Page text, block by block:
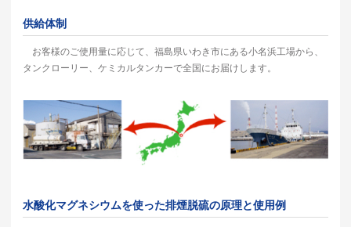
供給体制
お客様のご使用量に応じて、福島県いわき市にある小名浜工場から、
タンクローリー、ケミカルタンカーで全国にお届けします。
水酸化マグネシウムを使った排煙脱硫の原理と使用例